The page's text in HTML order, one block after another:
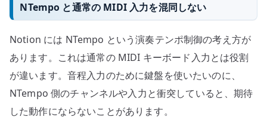
NTempo と通常の MIDI 入力を混同しない
Notion には NTempo という演奏テンポ制御の考え方が
あります。これは通常の MIDI キーボード入力とは役割
が違います。音程入力のために鍵盤を使いたいのに、
NTempo 側のチャンネルや入力と衝突していると、期待
した動作にならないことがあります。